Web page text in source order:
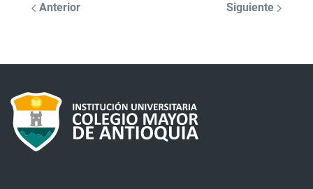
Anterior Siguiente